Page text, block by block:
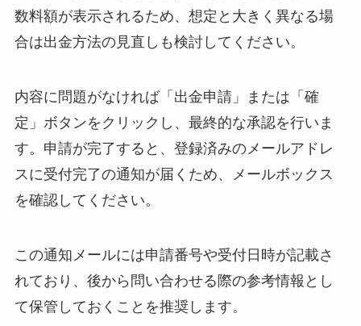
数料額が表示されるため、想定と大きく異なる場
合は出金方法の見直しも検討してください。
内容に問題がなければ「出金申請」または「確
定」ボタンをクリックし、最終的な承認を行いま
す。申請が完了すると、登録済みのメールアドレ
スに受付完了の通知が届くため、メールボックス
を確認してください。
この通知メールには申請番号や受付日時が記載さ
れており、後から問い合わせる際の参考情報とし
て保管しておくことを推奨します。